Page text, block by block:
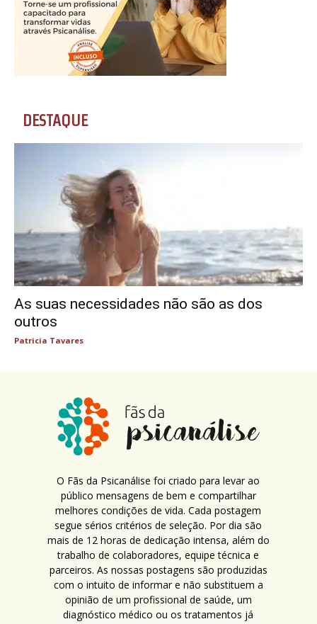
DESTAQUE
As suas necessidades não são as dos
outros
Patricia Tavares
O Fãs da Psicanálise foi criado para levar ao
público mensagens de bem e compartilhar
melhores condições de vida. Cada postagem
segue sérios critérios de seleção. Por dia são
mais de 12 horas de dedicação intensa, além do
trabalho de colaboradores, equipe técnica e
parceiros. As nossas postagens são produzidas
com o intuito de informar e não substituem a
opinião de um profissional de saúde, um
diagnóstico médico ou os tratamentos já